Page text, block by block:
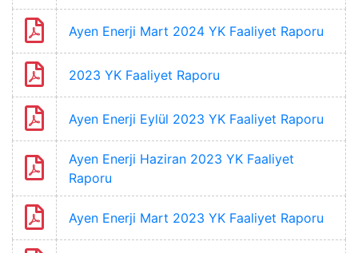
Ayen Enerji Mart 2024 YK Faaliyet Raporu
2023 YK Faaliyet Raporu
Ayen Enerji Eylül 2023 YK Faaliyet Raporu
Ayen Enerji Haziran 2023 YK Faaliyet
Raporu
Ayen Enerji Mart 2023 YK Faaliyet Raporu